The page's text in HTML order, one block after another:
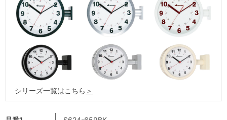
シリーズ一覧はこちら ＞